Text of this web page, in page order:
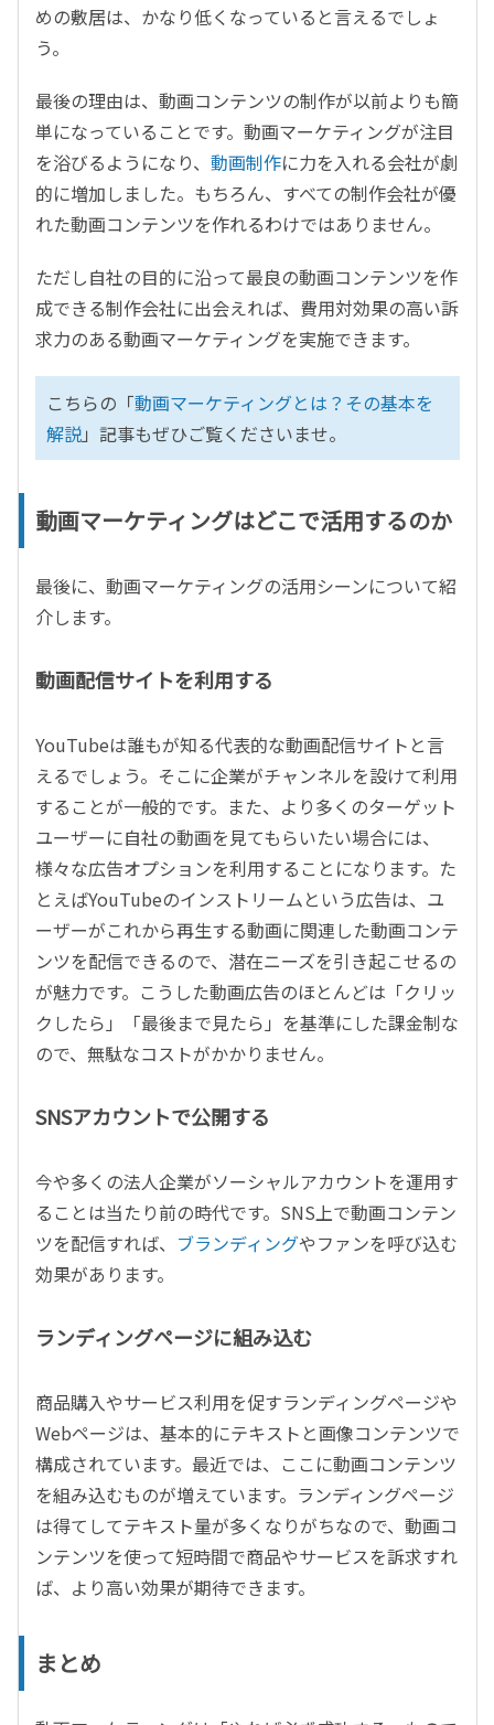
めの敷居は、かなり低くなっていると言えるでしょ
う。
最後の理由は、動画コンテンツの制作が以前よりも簡
単になっていることです。動画マーケティングが注目
を浴びるようになり、 動画制作に力を入れる会社が劇
的に増加しました。もちろん、すべての制作会社が優
れた動画コンテンツを作れるわけではありません。
ただし自社の目的に沿って最良の動画コンテンツを作
成できる制作会社に出会えれば、費用対効果の高い訴
求力のある動画マーケティングを実施できます。
こちらの「動画マーケティングとは？その基本を
解説」記事もぜひご覧くださいませ。
動画マーケティングはどこで活用するのか
最後に、動画マーケティングの活用シーンについて紹
介します。
動画配信サイトを利用する
YouTubeは誰もが知る代表的な動画配信サイトと言
えるでしょう。そこに企業がチャンネルを設けて利用
することが一般的です。また、より多くのターゲット
ユーザーに自社の動画を見てもらいたい場合には、
様々な広告オプションを利用することになります。た
とえばYouTubeのインストリームという広告は、ユ
ーザーがこれから再生する動画に関連した動画コンテ
ンツを配信できるので、潜在ニーズを引き起こせるの
が魅力です。こうした動画広告のほとんどは「クリッ
クしたら」「最後まで見たら」を基準にした課金制な
ので、無駄なコストがかかりません。
SNSアカウントで公開する
今や多くの法人企業がソーシャルアカウントを運用す
ることは当たり前の時代です。SNS上で動画コンテン
ツを配信すれば、 ブランディングやファンを呼び込む
効果があります。
ランディングページに組み込む
商品購入やサービス利用を促すランディングページや
Webページは、基本的にテキストと画像コンテンツで
構成されています。最近では、ここに動画コンテンツ
を組み込むものが増えています。ランディングページ
は得てしてテキスト量が多くなりがちなので、動画コ
ンテンツを使って短時間で商品やサービスを訴求すれ
ば、より高い効果が期待できます。
まとめ